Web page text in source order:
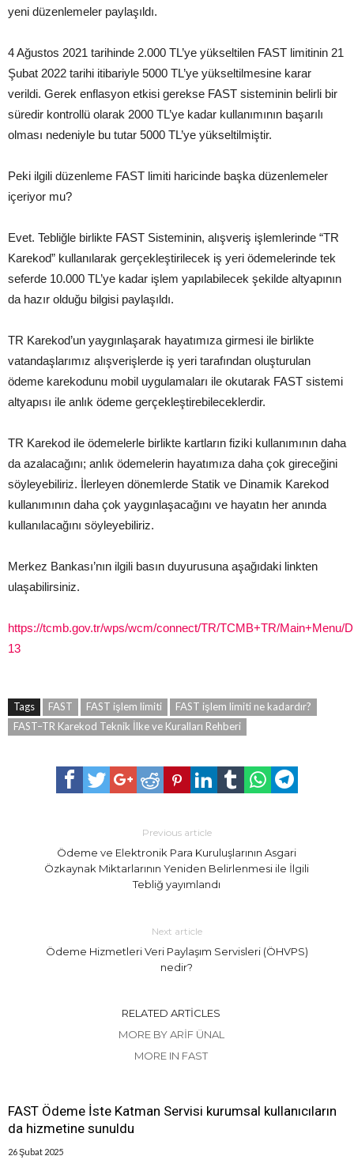
yeni düzenlemeler paylaşıldı.
4 Ağustos 2021 tarihinde 2.000 TL’ye yükseltilen FAST limitinin 21
Şubat 2022 tarihi itibariyle 5000 TL’ye yükseltilmesine karar
verildi. Gerek enflasyon etkisi gerekse FAST sisteminin belirli bir
süredir kontrollü olarak 2000 TL’ye kadar kullanımının başarılı
olması nedeniyle bu tutar 5000 TL’ye yükseltilmiştir.
Peki ilgili düzenleme FAST limiti haricinde başka düzenlemeler
içeriyor mu?
Evet. Tebliğle birlikte FAST Sisteminin, alışveriş işlemlerinde “TR
Karekod” kullanılarak gerçekleştirilecek iş yeri ödemelerinde tek
seferde 10.000 TL’ye kadar işlem yapılabilecek şekilde altyapının
da hazır olduğu bilgisi paylaşıldı.
TR Karekod’un yaygınlaşarak hayatımıza girmesi ile birlikte
vatandaşlarımız alışverişlerde iş yeri tarafından oluşturulan
ödeme karekodunu mobil uygulamaları ile okutarak FAST sistemi
altyapısı ile anlık ödeme gerçekleştirebileceklerdir.
TR Karekod ile ödemelerle birlikte kartların fiziki kullanımının daha
da azalacağını; anlık ödemelerin hayatımıza daha çok gireceğini
söyleyebiliriz. İlerleyen dönemlerde Statik ve Dinamik Karekod
kullanımının daha çok yaygınlaşacağını ve hayatın her anında
kullanılacağını söyleyebiliriz.
Merkez Bankası’nın ilgili basın duyurusuna aşağıdaki linkten
ulaşabilirsiniz.
https://tcmb.gov.tr/wps/wcm/connect/TR/TCMB+TR/Main+Menu/
13
Tags FAST FAST işlem limiti
FAST işlem limiti ne kadardır?
FAST–TR Karekod Teknik İlke ve Kuralları Rehberi
Previous article
Ödeme ve Elektronik Para Kuruluşlarının Asgari
Özkaynak Miktarlarının Yeniden Belirlenmesi ile İlgili
Tebliğ yayımlandı
Next article
Ödeme Hizmetleri Veri Paylaşım Servisleri (ÖHVPS)
nedir?
RELATED ARTICLES
MORE BY ARIF ÜNAL
MORE IN FAST
FAST Ödeme İste Katman Servisi kurumsal kullanıcıların
da hizmetine sunuldu
26 Şubat 2025